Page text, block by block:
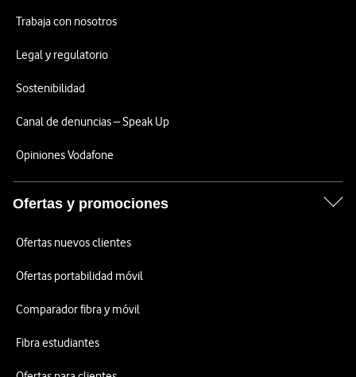
Trabaja con nosotros
Legal y regulatorio
Sostenibilidad
Canal de denuncias – Speak Up
Opiniones Vodafone
Ofertas y promociones
Ofertas nuevos clientes
Ofertas portabilidad móvil
Comparador fibra y móvil
Fibra estudiantes